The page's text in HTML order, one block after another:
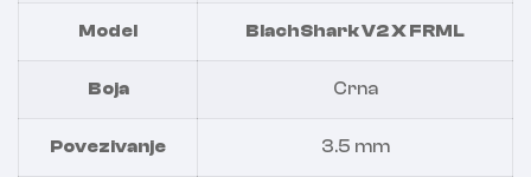
Model BlachShark V2 X FRML
Boja Crna
Povezivanje 3.5 mm